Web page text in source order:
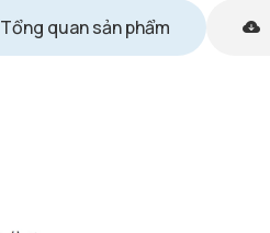
Tổng quan sản phẩm